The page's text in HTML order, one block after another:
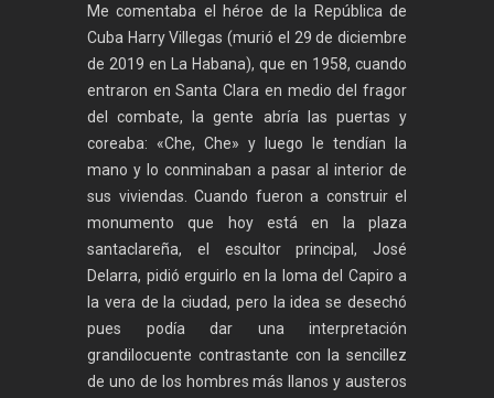
Me comentaba el héroe de la República de
Cuba Harry Villegas (murió el 29 de diciembre
de 2019 en La Habana), que en 1958, cuando
entraron en Santa Clara en medio del fragor
del combate, la gente abría las puertas y
coreaba: «Che, Che» y luego le tendían la
mano y lo conminaban a pasar al interior de
sus viviendas. Cuando fueron a construir el
monumento que hoy está en la plaza
santaclareña, el escultor principal, José
Delarra, pidió erguirlo en la loma del Capiro a
la vera de la ciudad, pero la idea se desechó
pues podía dar una interpretación
grandilocuente contrastante con la sencillez
de uno de los hombres más llanos y austeros